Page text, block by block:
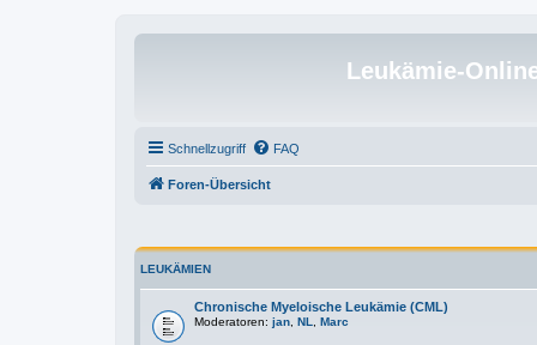
Leukämie-
Schnellzugriff FAQ
Foren-Übersicht
LEUKÄMIEN
Chronische Myeloische Leukämie (CML)
Moderatoren: jan NL Marc